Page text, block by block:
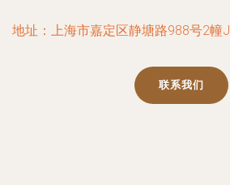
地址：上海市嘉定区静塘路988号2幢J
联系我们